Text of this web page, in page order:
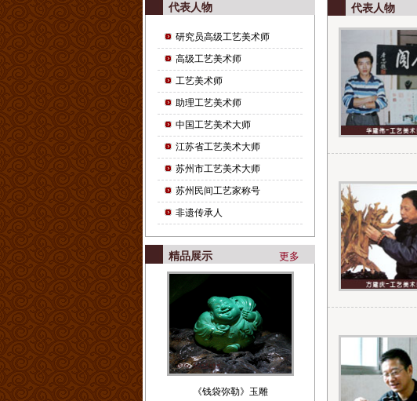
代表人物
研究员高级工艺美术师
高级工艺美术师
工艺美术师
助理工艺美术师
中国工艺美术大师
江苏省工艺美术大师
苏州市工艺美术大师
苏州民间工艺家称号
非遗传承人
精品展示 更多
《钱袋弥勒》玉雕
代表人物